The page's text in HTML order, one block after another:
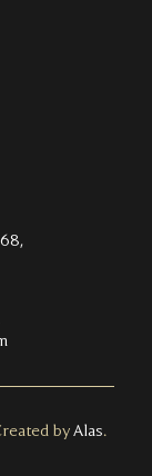
by Alas.